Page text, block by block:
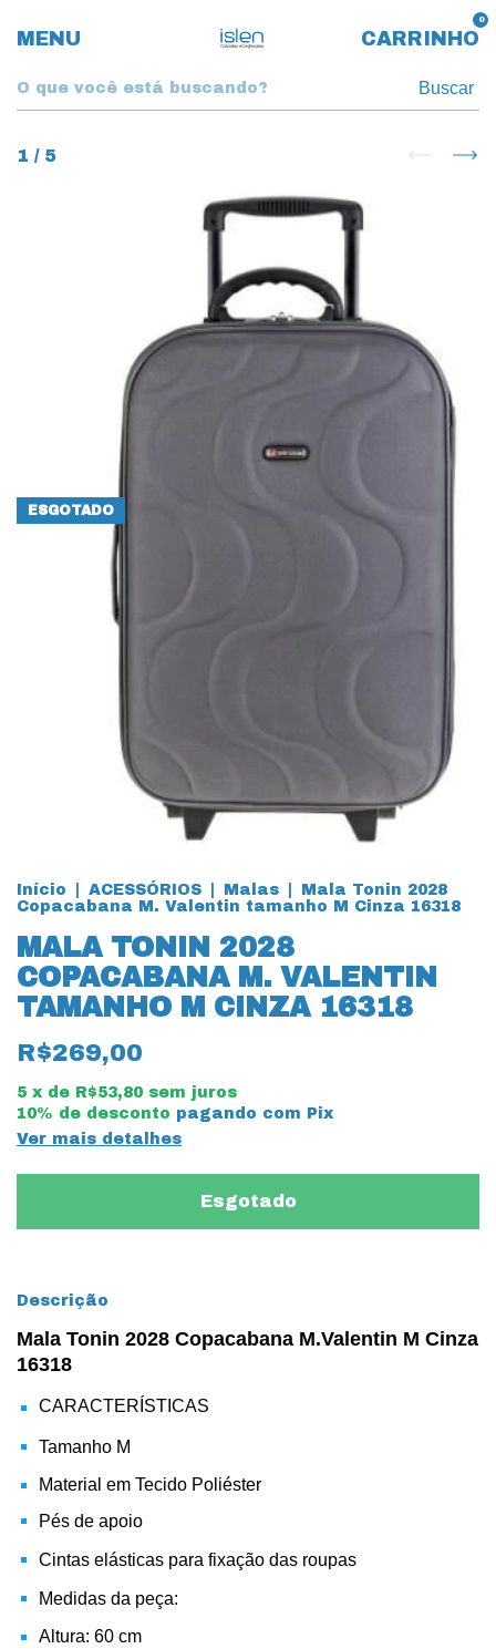
MENU CARRINHO
0
Buscar
1 / 5
ESGOTADO
Início ACESSÓRIOS Malas
Mala Tonin 2028
Copacabana M. Valentin tamanho M Cinza 16318
MALA TONIN 2028
COPACABANA M. VALENTIN
TAMANHO M CINZA 16318
R$269,00
5 x de R$53,80 sem juros
10% de desconto pagando com Pix
Ver mais detalhes
Descrição
Mala Tonin 2028 Copacabana M.Valentin M Cinza
16318
CARACTERÍSTICAS
Tamanho M
Material em Tecido Poliéster
Pés de apoio
Cintas elásticas para fixação das roupas
Medidas da peça:
Altura: 60 cm